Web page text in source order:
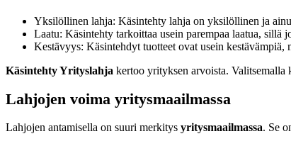
Yksilöllinen lahja: Käsintehty lahja on yksilöllinen ja
Laatu: Käsintehty tarkoittaa usein parempaa laatua,
Kestävyys: Käsintehdyt tuotteet ovat usein
Käsintehty Yrityslahja kertoo yrityksen arvoista.
Lahjojen voima yritysmaailmassa
Lahjojen antamisella on suuri merkitys yritysmaailmassa. Se